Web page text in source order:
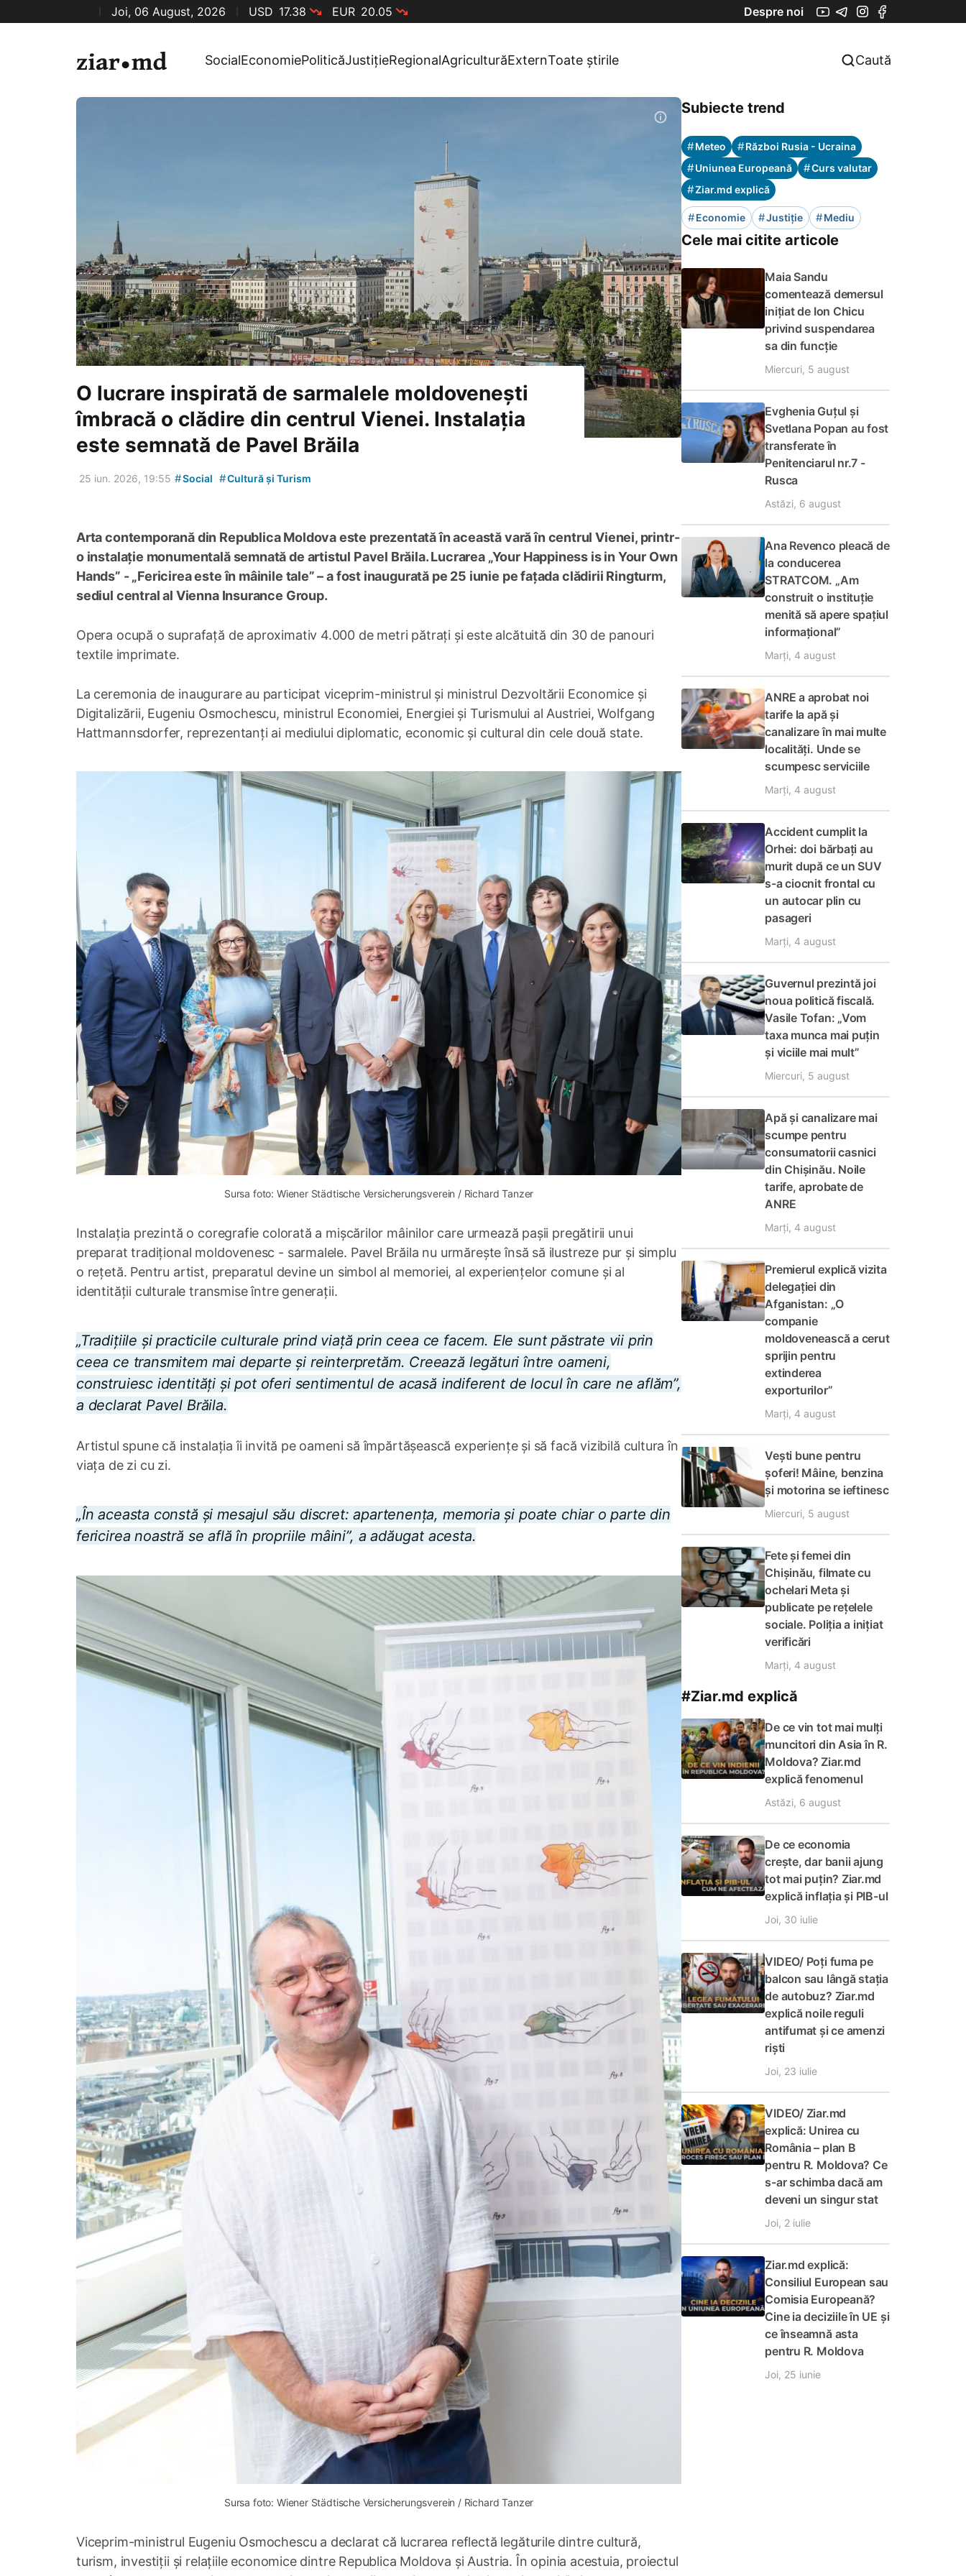
Joi, 06 August, 2026 USD 17.38 EUR 20.05 Despre noi
SocialEconomiePoliticăJustițieRegionalAgriculturăExternToate știrile Caută
O lucrare inspirată de sarmalele moldovenești
îmbracă o clădire din centrul Vienei. Instalația
este semnată de Pavel Brăila
25 iun. 2026, 19:55 #Social #Cultură și Turism
Arta contemporană din Republica Moldova este prezentată în această vară în centrul Vienei, printr-
o instalație monumentală semnată de artistul Pavel Brăila. Lucrarea „Your Happiness is in Your Own
Hands” - „Fericirea este în mâinile tale” – a fost inaugurată pe 25 iunie pe fațada clădirii Ringturm,
sediul central al Vienna Insurance Group.
Opera ocupă o suprafață de aproximativ 4.000 de metri pătrați și este alcătuită din 30 de panouri
textile imprimate.
La ceremonia de inaugurare au participat viceprim-ministrul și ministrul Dezvoltării Economice și
Digitalizării, Eugeniu Osmochescu, ministrul Economiei, Energiei și Turismului al Austriei, Wolfgang
Hattmannsdorfer, reprezentanți ai mediului diplomatic, economic și cultural din cele două state.
Sursa foto: Wiener Städtische Versicherungsverein / Richard Tanzer
Instalația prezintă o coregrafie colorată a mișcărilor mâinilor care urmează pașii pregătirii unui
preparat tradițional moldovenesc - sarmalele. Pavel Brăila nu urmărește însă să ilustreze pur și simplu
o rețetă. Pentru artist, preparatul devine un simbol al memoriei, al experiențelor comune și al
identității culturale transmise între generații.
„Tradițiile și practicile culturale prind viață prin ceea ce facem. Ele sunt păstrate vii prin
ceea ce transmitem mai departe și reinterpretăm. Creează legături între oameni,
construiesc identități și pot oferi sentimentul de acasă indiferent de locul în care ne aflăm”,
a declarat Pavel Brăila.
Artistul spune că instalația îi invită pe oameni să împărtășească experiențe și să facă vizibilă cultura în
viața de zi cu zi.
„În aceasta constă și mesajul său discret: apartenența, memoria și poate chiar o parte din
fericirea noastră se află în propriile mâini”, a adăugat acesta.
Sursa foto: Wiener Städtische Versicherungsverein / Richard Tanzer
Viceprim-ministrul Eugeniu Osmochescu a declarat că lucrarea reflectă legăturile dintre cultură,
turism, investiții și relațiile economice dintre Republica Moldova și Austria. În opinia acestuia, proiectul
Subiecte trend
#Meteo #Război Rusia - Ucraina
#Uniunea Europeană #Curs valutar
#Ziar.md explică
#Economie #Justiție #Mediu
Cele mai citite articole
Maia Sandu
comentează demersul
inițiat de Ion Chicu
privind suspendarea
sa din funcție
Miercuri, 5 august
Evghenia Guțul și
Svetlana Popan au fost
transferate în
Penitenciarul nr.7 -
Rusca
Astăzi, 6 august
Ana Revenco pleacă de
la conducerea
STRATCOM. „Am
construit o instituție
menită să apere spațiul
informațional”
Marți, 4 august
ANRE a aprobat noi
tarife la apă și
canalizare în mai multe
localități. Unde se
scumpesc serviciile
Marți, 4 august
Accident cumplit la
Orhei: doi bărbați au
murit după ce un SUV
s-a ciocnit frontal cu
un autocar plin cu
pasageri
Marți, 4 august
Guvernul prezintă joi
noua politică fiscală.
Vasile Tofan: „Vom
taxa munca mai puțin
și viciile mai mult”
Miercuri, 5 august
Apă și canalizare mai
scumpe pentru
consumatorii casnici
din Chișinău. Noile
tarife, aprobate de
ANRE
Marți, 4 august
Premierul explică vizita
delegației din
Afganistan: „O
companie
moldovenească a cerut
sprijin pentru
extinderea
exporturilor”
Marți, 4 august
Vești bune pentru
șoferi! Mâine, benzina
și motorina se ieftinesc
Miercuri, 5 august
Fete și femei din
Chișinău, filmate cu
ochelari Meta și
publicate pe rețelele
sociale. Poliția a inițiat
verificări
Marți, 4 august
#Ziar.md explică
De ce vin tot mai mulți
muncitori din Asia în R.
Moldova? Ziar.md
explică fenomenul
Astăzi, 6 august
De ce economia
crește, dar banii ajung
tot mai puțin? Ziar.md
explică inflația și PIB-ul
Joi, 30 iulie
VIDEO/ Poți fuma pe
balcon sau lângă stația
de autobuz? Ziar.md
explică noile reguli
antifumat și ce amenzi
riști
Joi, 23 iulie
VIDEO/ Ziar.md
explică: Unirea cu
România – plan B
pentru R. Moldova? Ce
s-ar schimba dacă am
deveni un singur stat
Joi, 2 iulie
Ziar.md explică:
Consiliul European sau
Comisia Europeană?
Cine ia deciziile în UE și
ce înseamnă asta
pentru R. Moldova
Joi, 25 iunie